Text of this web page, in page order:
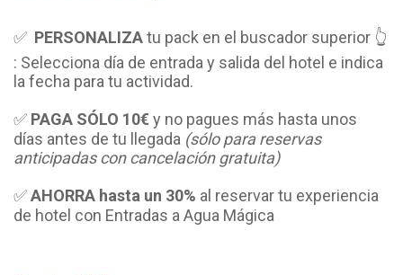
✅ PERSONALIZAtu pack en el buscador superior 👆
: Selecciona día de entrada y salida del hotel e indica
la fecha para tu actividad.
✅ PAGA SÓLO 10€ y no pagues más hasta unos
días antes de tu llegada (sólo para reservas
anticipadas con cancelación gratuita)
✅AHORRA hasta un 30% al reservar tu experiencia
de hotel con Entradas a Agua Mágica